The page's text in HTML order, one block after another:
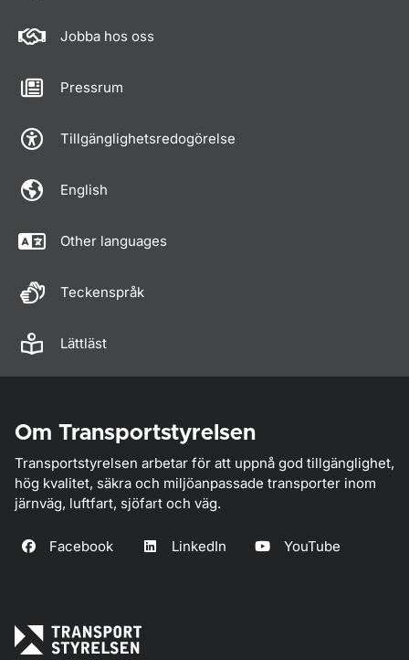
Jobba hos oss
Pressrum
Tillgänglighetsredogörelse
English
Other languages
Teckenspråk
Lättläst
Om Transportstyrelsen
Transportstyrelsen arbetar för att uppnå god tillgänglighet,
hög kvalitet, säkra och miljöanpassade transporter inom
järnväg, luftfart, sjöfart och väg.
Facebook LinkedIn YouTube